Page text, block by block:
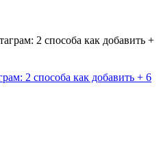
2 способа как добавить + 6